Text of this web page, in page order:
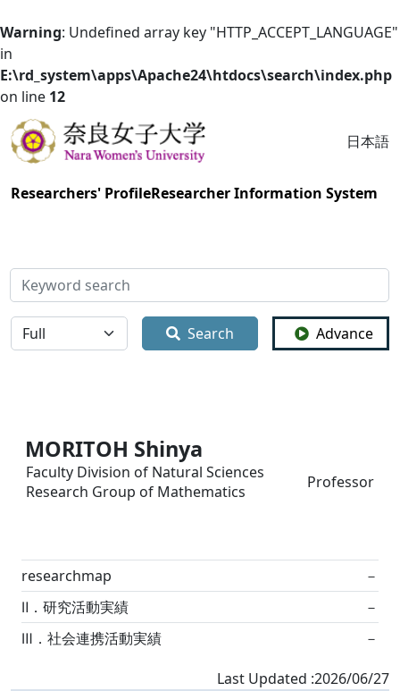
Warning: Undefined array key "HTTP_ACCEPT_LANGUAGE"
in
E:\rd_system\apps\Apache24\htdocs\search\index.php
on line 12
日本語
Researchers' ProfileResearcher Information System
検索
全体 Search Advance
MORITOH Shinya
Faculty Division of Natural Sciences
Research Group of Mathematics
Professor
researchmap
－
Ⅱ．研究活動実績
－
Ⅲ．社会連携活動実績
－
Last Updated :2026/06/27